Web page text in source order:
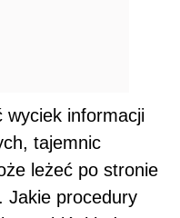
wyciek informacji
tajemnic
leżeć po stronie
Jakie procedury